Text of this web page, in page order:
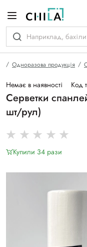
Одноразова продукція
Немає в наявності Код
Серветки
шт/рул)
Купили 34 рази
гамі